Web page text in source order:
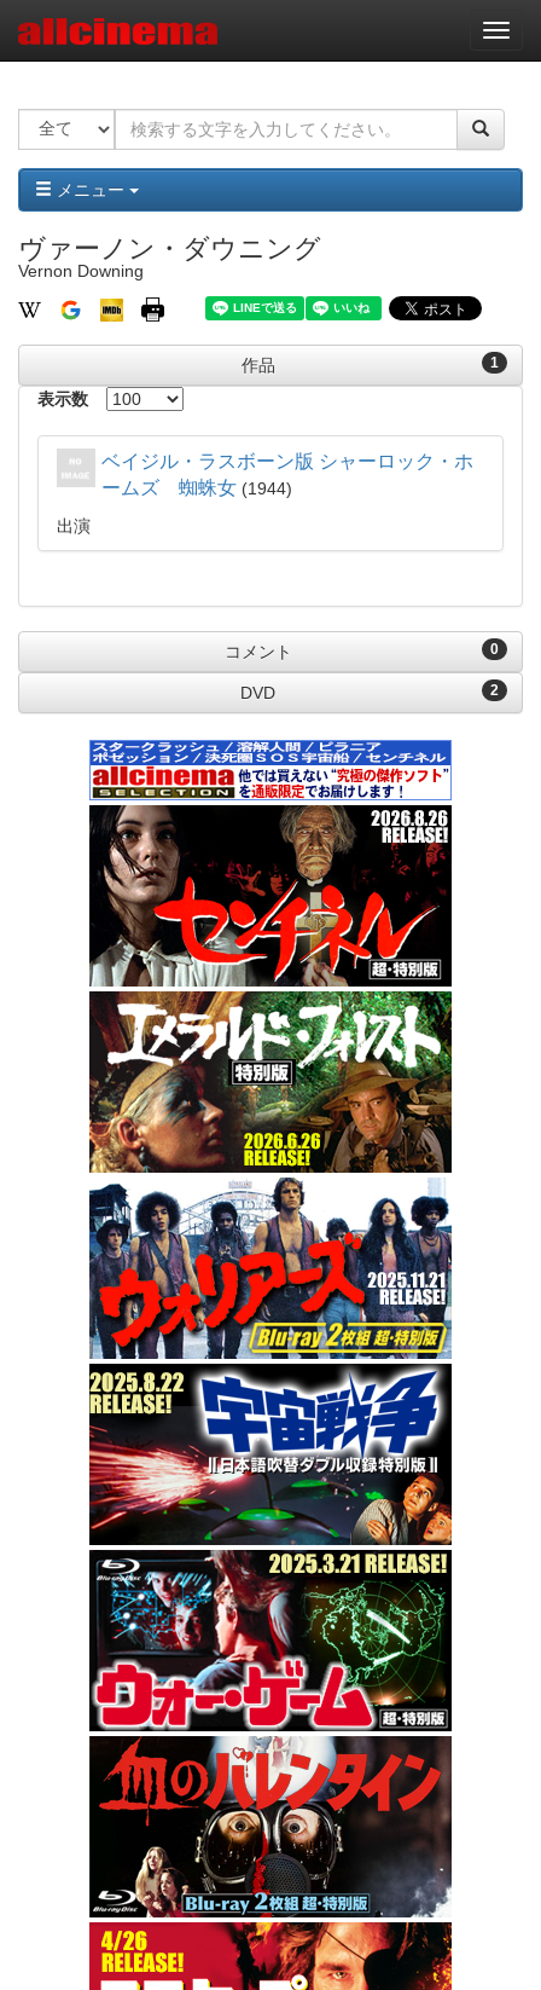
ナ
ビ
ー
ョ
ン
メニュー
ヴァーノン・ダウニング
Vernon Downing
1
作品
表示数
ベイジル・ラスボーン版 シャーロック・ホ
ームズ 蜘蛛女
1944
出演
0
コメント
2
DVD